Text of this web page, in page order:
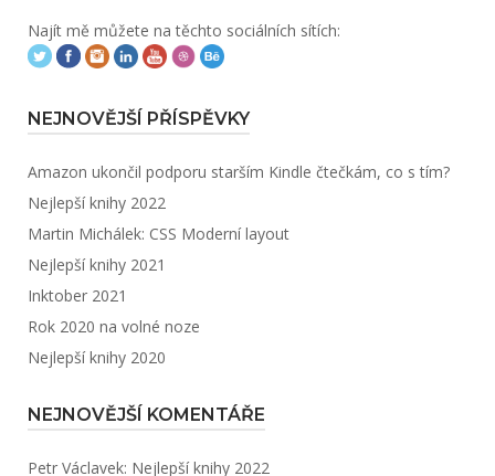
Najít mě můžete na těchto sociálních sítích:
NEJNOVĚJŠÍ PŘÍSPĚVKY
Amazon ukončil podporu starším Kindle čtečkám, co s tím?
Nejlepší knihy 2022
Martin Michálek: CSS Moderní layout
Nejlepší knihy 2021
Inktober 2021
Rok 2020 na volné noze
Nejlepší knihy 2020
NEJNOVĚJŠÍ KOMENTÁŘE
Petr Václavek: Nejlepší knihy 2022